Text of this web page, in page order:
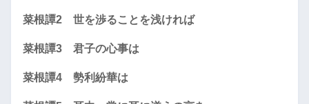
菜根譚2 世を渉ることを浅ければ
菜根譚3 君子の心事は
菜根譚4 勢利紛華は